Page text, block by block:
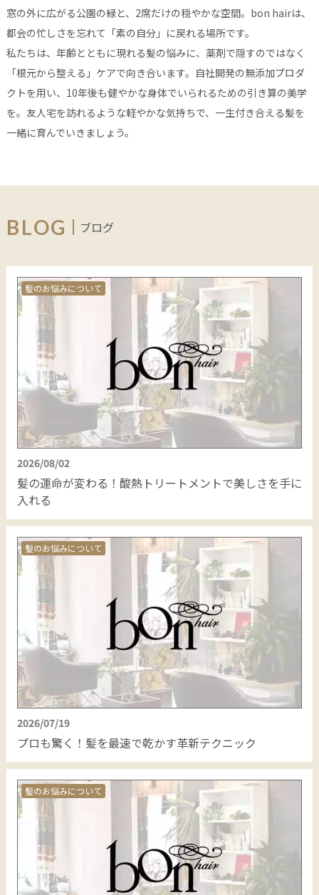
窓の外に広がる公園の緑と、2席だけの穏やかな空間。bon hairは、
都会の忙しさを忘れて「素の自分」に戻れる場所です。
私たちは、年齢とともに現れる髪の悩みに、薬剤で隠すのではなく
「根元から整える」ケアで向き合います。自社開発の無添加プロダ
クトを用い、10年後も健やかな身体でいられるための引き算の美学
を。友人宅を訪れるような軽やかな気持ちで、一生付き合える髪を
一緒に育んでいきましょう。
BLOG ブログ
髪のお悩みについて
2026/08/02
髪の運命が変わる！酸熱トリートメントで美しさを手に
入れる
髪のお悩みについて
2026/07/19
プロも驚く！髪を最速で乾かす革新テクニック
髪のお悩みについて